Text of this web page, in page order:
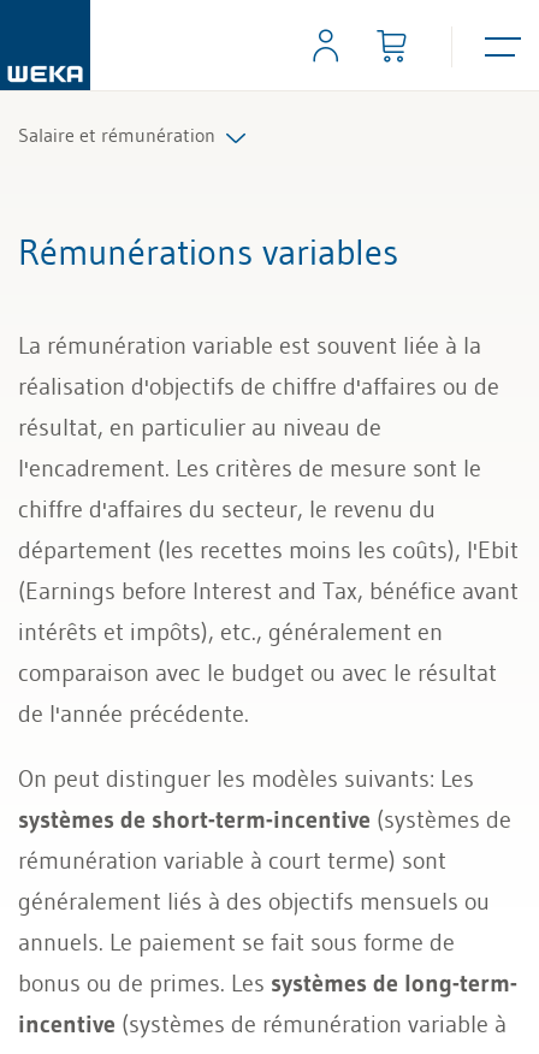
Salaire et rémunération
Décompte et certificat de salaire
Rémunérations variables
La rémunération variable est souvent liée à la
réalisation d'objectifs de chiffre d'affaires ou de
résultat, en particulier au niveau de
l'encadrement. Les critères de mesure sont le
chiffre d'affaires du secteur, le revenu du
département (les recettes moins les coûts), l'Ebit
(Earnings before Interest and Tax, bénéfice avant
intérêts et impôts), etc., généralement en
comparaison avec le budget ou avec le résultat
de l'année précédente.
On peut distinguer les modèles suivants: Les
systèmes de short-term-incentive (systèmes de
rémunération variable à court terme) sont
généralement liés à des objectifs mensuels ou
annuels. Le paiement se fait sous forme de
bonus ou de primes. Les systèmes de long-term-
incentive (systèmes de rémunération variable à